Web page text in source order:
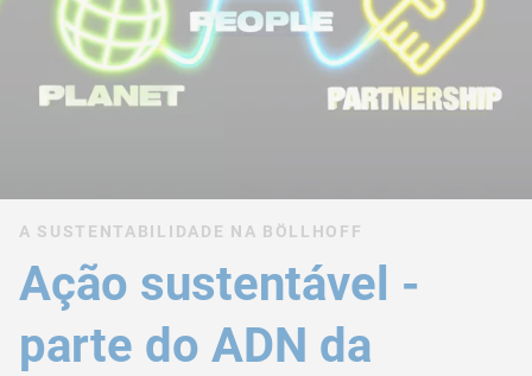
A SUSTENTABILIDADE NA BÖLLHOFF
Ação sustentável -
parte do ADN da